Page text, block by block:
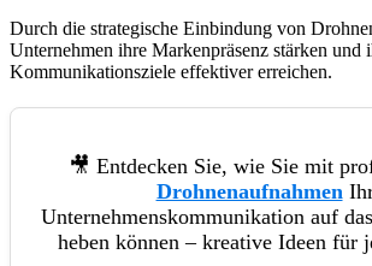
Durch die strategische Einbindung von
Unternehmen ihre Markenpräsenz stärken und
Kommunikationsziele effektiver erreichen.
🎥 Entdecken Sie, wie Sie mit
Drohnenaufnahmen
Unternehmenskommunikation auf
heben können – kreative Ideen für